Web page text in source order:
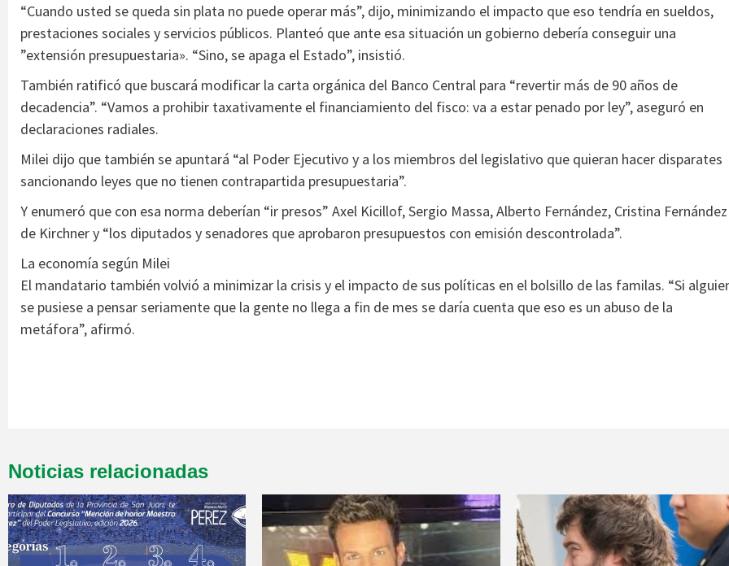
“Cuando usted se queda sin plata no puede operar más”, dijo, minimizando el impacto que eso tendría en sueldos,
prestaciones sociales y servicios públicos. Planteó que ante esa situación un gobierno debería conseguir una
”extensión presupuestaria». “Sino, se apaga el Estado”, insistió.
También ratificó que buscará modificar la carta orgánica del Banco Central para “revertir más de 90 años de
decadencia”. “Vamos a prohibir taxativamente el financiamiento del fisco: va a estar penado por ley”, aseguró en
declaraciones radiales.
Milei dijo que también se apuntará “al Poder Ejecutivo y a los miembros del legislativo que quieran hacer disparates
sancionando leyes que no tienen contrapartida presupuestaria”.
Y enumeró que con esa norma deberían “ir presos” Axel Kicillof, Sergio Massa, Alberto Fernández, Cristina Fernández
de Kirchner y “los diputados y senadores que aprobaron presupuestos con emisión descontrolada”.
La economía según Milei
El mandatario también volvió a minimizar la crisis y el impacto de sus políticas en el bolsillo de las familas. “Si
se pusiese a pensar seriamente que la gente no llega a fin de mes se daría cuenta que eso es un abuso de la
metáfora”, afirmó.
Noticias relacionadas